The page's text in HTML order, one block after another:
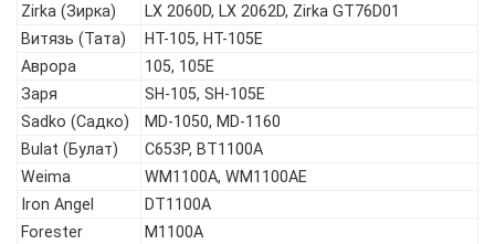
Zirka (Зирка)
LX 2060D, LX 2062D, Zirka GT76D01
Витязь (Тата)
HT-105, HT-105E
Аврора
105, 105Е
Заря
SH-105, SH-105E
Sadko (Садко)
MD-1050, MD-1160
Bulat (Булат)
C653P, BT1100A
Weima
WM1100A, WM1100AE
Iron Angel
DT1100A
Forester
M1100A